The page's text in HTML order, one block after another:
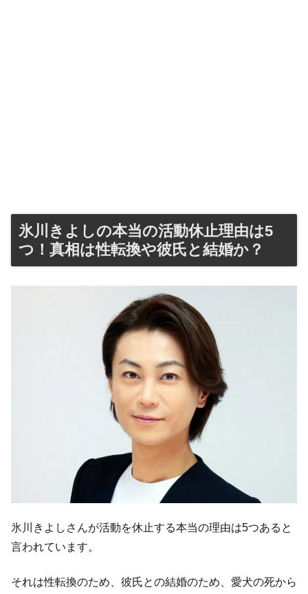
氷川きよしの本当の活動休止理由は5
つ！真相は性転換や彼氏と結婚か？
氷川きよしさんが活動を休止する本当の理由は5つあると
言われています。
それは性転換のため、彼氏との結婚のため、愛犬の死から